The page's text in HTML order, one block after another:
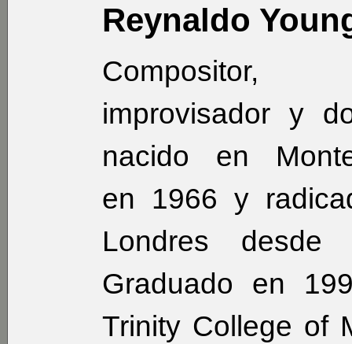
Reynaldo
Compositor,
improvisador y
nacido en
en 1966 y
Londres desde
Graduado en
Trinity College of